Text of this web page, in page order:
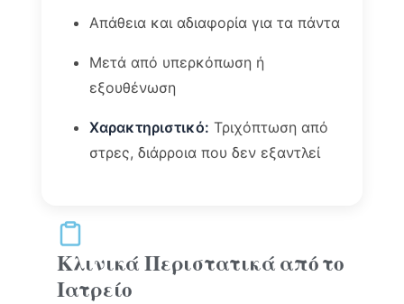
Απάθεια και αδιαφορία για τα πάντα
Μετά από υπερκόπωση ή
εξουθένωση
Χαρακτηριστικό: Τριχόπτωση από
στρες, διάρροια που δεν εξαντλεί
Κλινικά Περιστατικά από το
Ιατρείο